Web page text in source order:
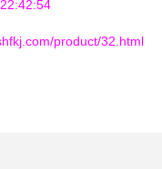
product/32.html